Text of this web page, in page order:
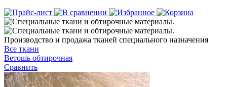
Производство и продажа тканей специального назначения
Все ткани
Ветошь обтирочная
Сравнить